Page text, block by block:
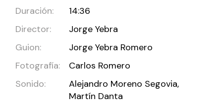
Duración:
14:36
Director:
Jorge Yebra
Guion:
Jorge Yebra Romero
Fotografía:
Carlos Romero
Sonido:
Alejandro Moreno Segovia,
Martín Danta